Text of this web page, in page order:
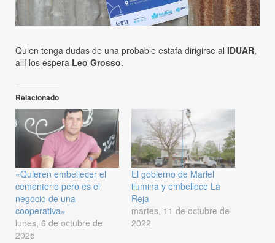
Quien tenga dudas de una probable estafa dirigirse al IDUAR,
allí los espera Leo Grosso.
Relacionado
«Quieren embellecer el
cementerio pero es el
negocio de una
cooperativa»
lunes, 6 de octubre de
2025
El gobierno de Mariel
ilumina y embellece La
Reja
martes, 11 de octubre de
2022